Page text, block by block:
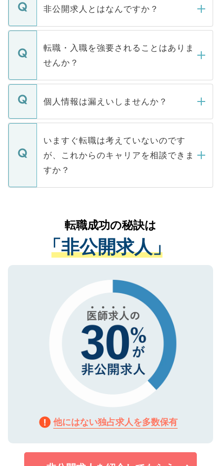
登録内容を確認し、その後メールもしくは
ます。通常、5営業日以内にはご連絡をせて
いただきますので、しばらくお待ちくださ
非公開求人とはなんですか？
マイナビDOCTORで取り扱っている求人の
うち約3割は、Webサイトからご覧いただ
けない「非公開求人」です。非公開求人は
下記の理由によって、一般には公開してい
ません。
■応募殺到を避けるため 人気のある医療機
関を公にしてしまうと、応募が殺到する場
に、医療機関が求める条件に合った人材の
みを人材紹介会社に依頼するケースが増え
ています。
転職・入職を強要されることはありま
せんか？
転職・入職を強要することは一切ありませ
ん。また、仮に応募先から内定をいただい
定を承諾する必要はありません。内定先へ
の辞退の連絡はキャリアパートナーが行い
個人情報は漏えいしませんか？
個人情報が漏えいすることはありませんの
で、ご安心ください。当サイトからの登録
などで収集したご登録者様の個人情報は、
ご本人のキャリアアップおよび転職活動の
支援を目的に使用いたします。お預かりし
ているすべての個人データはご本人の許可
は、個人情報の取り扱いについての厳密な
管理基準を満たした事業者のみに付与され
る、プライバシーマークを取得済みです。
で、機密保持に関してもご安心ください。
いますぐ転職は考えていないのです
が、これからのキャリアを相談できま
すか？
かがいして、現在の医療機関の状況や紹介
経験をまじえながら、適切なアドバイスを
させていただきます。すぐにご転職をされ
ない方には、長期的なサポートが可能です
ので、まずはご登録ください。
転職成功の秘訣は
「非公開求人」
他にはない独占求人を多数保有